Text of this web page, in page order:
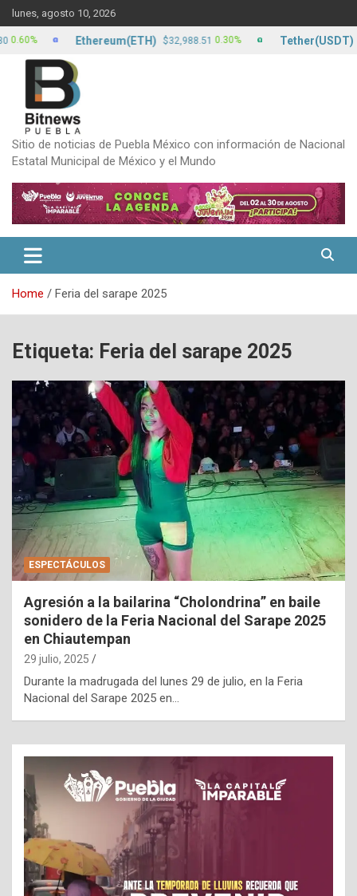
Skip
to
content
lunes, agosto 10, 2026
Sitio de noticias de Puebla México con información de Nacional
Estatal Municipal de México y el Mundo
Home Feria del sarape 2025
Etiqueta: Feria del sarape 2025
ESPECTÁCULOS
Agresión a la bailarina “Cholondrina” en baile
sonidero de la Feria Nacional del Sarape 2025
en Chiautempan
29 julio, 2025
Durante la madrugada del lunes 29 de julio, en la Feria
Nacional del Sarape 2025 en…
Ethereum(ETH) $32,988.51 0.30% Tether(USDT)